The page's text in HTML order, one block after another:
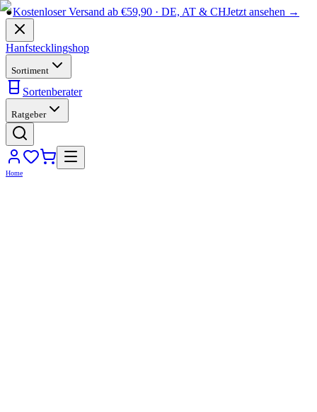
●Kostenloser Versand ab €59,90 · DE, AT & CHJetzt ansehen →
Hanfstecklingshop
Sortiment
Sortenberater
Ratgeber
Home